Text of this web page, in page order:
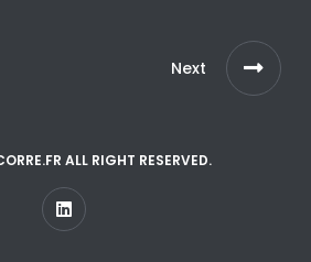
Next
ALL RIGHT RESERVED.